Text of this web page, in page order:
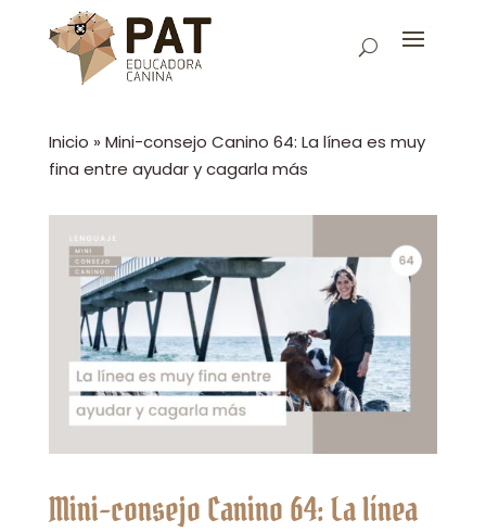
Inicio » Mini-consejo Canino 64: La línea es muy
fina entre ayudar y cagarla más
Mini-consejo Canino 64: La línea